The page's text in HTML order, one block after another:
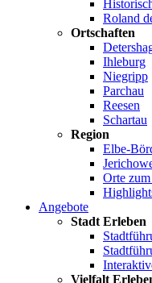
Roland
Ortschaften
Ihleburg
Niegripp
Parchau
Reesen
Schartau
Region
Elbe-
Orte
Angebote
Stadt Erleben
Vielfalt